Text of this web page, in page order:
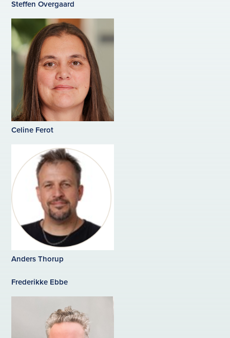
Steffen Overgaard
Celine Ferot
Anders Thorup
Frederikke Ebbe